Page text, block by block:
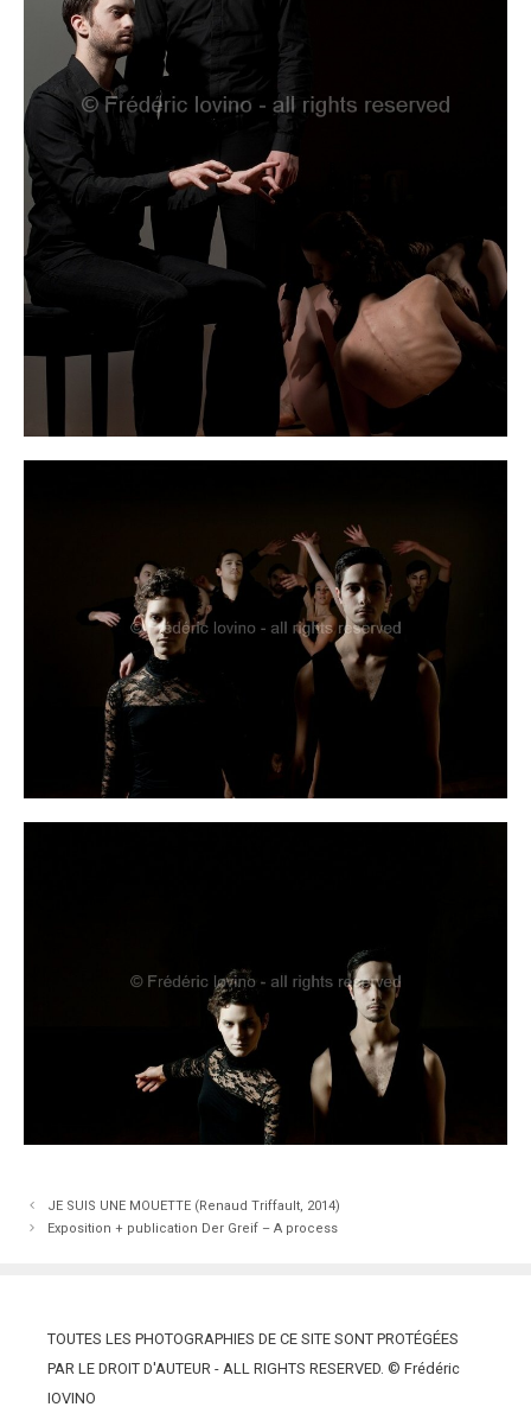
JE SUIS UNE MOUETTE (Renaud Triffault, 2014)
Exposition + publication Der Greif – A process
TOUTES LES PHOTOGRAPHIES DE CE SITE SONT PROTÉGÉES
PAR LE DROIT D'AUTEUR - ALL RIGHTS RESERVED. © Frédéric
IOVINO